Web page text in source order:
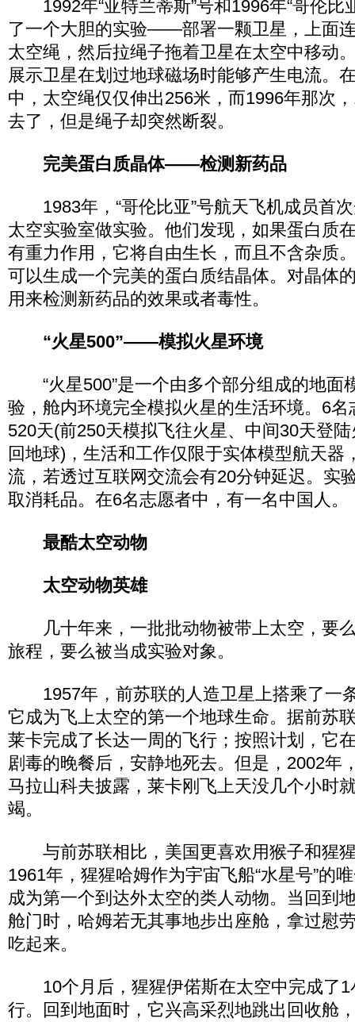
1992年“亚特兰蒂斯”号和1996年“哥伦比
了一个大胆的实验——部署一颗卫星，上面
太空绳，然后拉绳子拖着卫星在太空中移动
展示卫星在划过地球磁场时能够产生电流。
中，太空绳仅仅伸出256米，而1996年那次
去了，但是绳子却突然断裂。
完美蛋白质晶体——检测新药品
1983年，“哥伦比亚”号航天飞机成员首
太空实验室做实验。他们发现，如果蛋白质
有重力作用，它将自由生长，而且不含杂质
可以生成一个完美的蛋白质结晶体。对晶体
用来检测新药品的效果或者毒性。
“火星500”——模拟火星环境
“火星500”是一个由多个部分组成的地面
验，舱内环境完全模拟火星的生活环境。6
520天(前250天模拟飞往火星、中间30天登
回地球)，生活和工作仅限于实体模型航天器
流，若透过互联网交流会有20分钟延迟。实
取消耗品。在6名志愿者中，有一名中国人。
最酷太空动物
太空动物英雄
几十年来，一批批动物被带上太空，要么
旅程，要么被当成实验对象。
1957年，前苏联的人造卫星上搭乘了一条
它成为飞上太空的第一个地球生命。据前苏
莱卡完成了长达一周的飞行；按照计划，它
剧毒的晚餐后，安静地死去。但是，2002年
马拉山科夫披露，莱卡刚飞上天没几个小时
竭。
与前苏联相比，美国更喜欢用猴子和猩
1961年，猩猩哈姆作为宇宙飞船“水星号”的
成为第一个到达外太空的类人动物。当回到
舱门时，哈姆若无其事地步出座舱，拿过慰
吃起来。
10个月后，猩猩伊偌斯在太空中完成了1
行。回到地面时，它兴高采烈地跳出回收舱